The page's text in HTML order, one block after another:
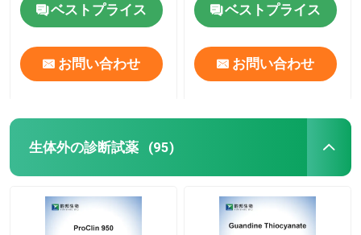
ベストプライス
お問い合わせ
ベストプライス
お問い合わせ
生体外の診断試薬 (95)